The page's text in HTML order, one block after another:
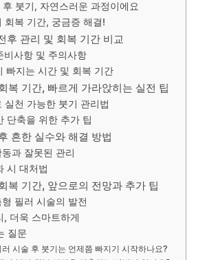
후 붓기, 자연스러운 과정이에요
회복 기간, 궁금증 해결!
후 관리 및 회복 기간 비교
비사항 및 주의사항
빠지는 시간 및 회복 기간
복 기간, 빠르게 가라앉히는 실전 팁
실천 가능한 붓기 관리법
단축을 위한 추가 팁
흔한 실수와 해결 방법
과 잘못된 관리
시 대처법
복 기간, 앞으로의 전망과 추가 팁
필러 시술의 발전
, 더욱 스마트하게
질문
러 시술 후 붓기는 언제쯤 빠지기 시작하나요?